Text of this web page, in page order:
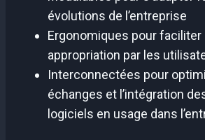
évolutions de l’entreprise
Ergonomiques pour faciliter
appropriation par les
Interconnectées pour
échanges et l’intégration
logiciels en usage dans